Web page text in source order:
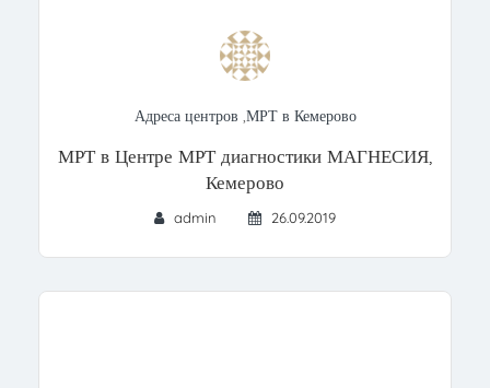
Адреса центров ,МРТ в Кемерово
МРТ в Центре МРТ диагностики МАГНЕСИЯ,
Кемерово
admin 26.09.2019